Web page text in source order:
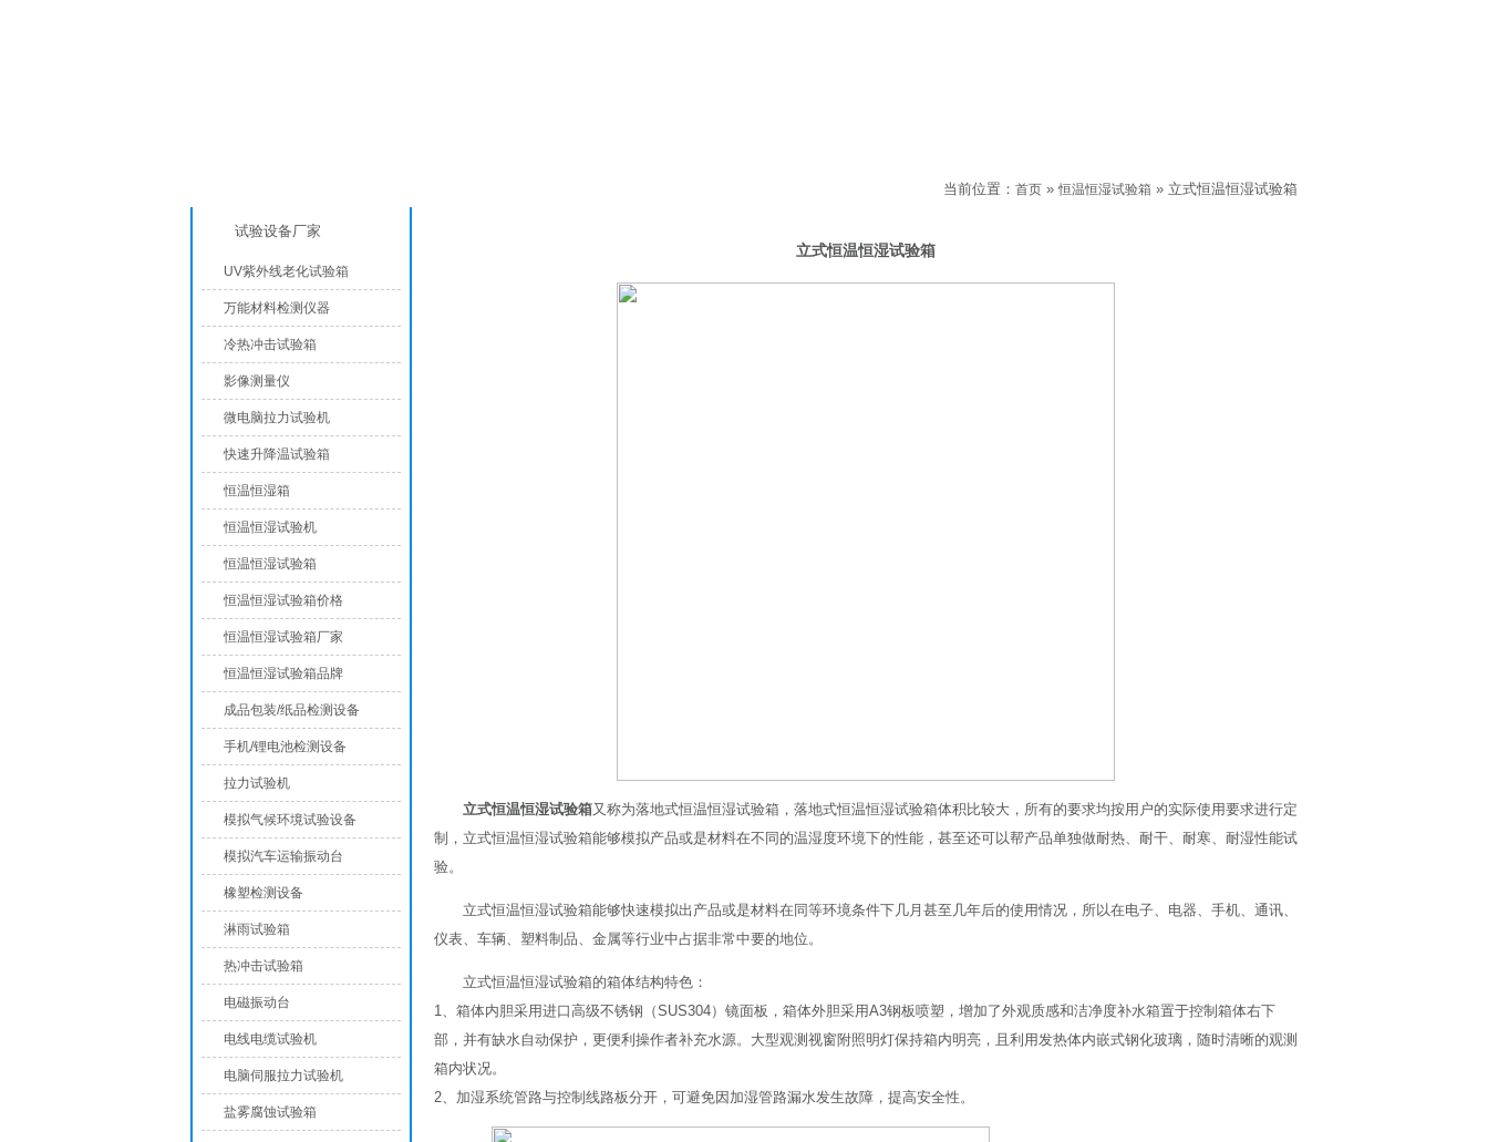
当前位置： 首页 »恒温恒湿试验箱 » 立式恒温恒湿试验箱
立式恒温恒湿试验箱
立式恒温恒湿试验箱又称为落地式恒温恒湿试验箱，落地式恒温恒湿试验箱体积比较大，所有的要求均按用户的实际使用要求进行定
制，立式恒温恒湿试验箱能够模拟产品或是材料在不同的温湿度环境下的性能，甚至还可以帮产品单独做耐热、耐干、耐寒、耐湿性能试
验。
立式恒温恒湿试验箱能够快速模拟出产品或是材料在同等环境条件下几月甚至几年后的使用情况，所以在电子、电器、手机、通讯、
仪表、车辆、塑料制品、金属等行业中占据非常中要的地位。
立式恒温恒湿试验箱的箱体结构特色：
1、箱体内胆采用进口高级不锈钢（SUS304）镜面板，箱体外胆采用A3钢板喷塑，增加了外观质感和洁净度补水箱置于控制箱体右下
部，并有缺水自动保护，更便利操作者补充水源。大型观测视窗附照明灯保持箱内明亮，且利用发热体内嵌式钢化玻璃，随时清晰的观测
箱内状况。
2、加湿系统管路与控制线路板分开，可避免因加湿管路漏水发生故障，提高安全性。
试验设备厂家
UV紫外线老化试验箱
万能材料检测仪器
冷热冲击试验箱
影像测量仪
微电脑拉力试验机
快速升降温试验箱
恒温恒湿箱
恒温恒湿试验机
恒温恒湿试验箱
恒温恒湿试验箱价格
恒温恒湿试验箱厂家
恒温恒湿试验箱品牌
成品包装/纸品检测设备
手机/锂电池检测设备
拉力试验机
模拟气候环境试验设备
模拟汽车运输振动台
橡塑检测设备
淋雨试验箱
热冲击试验箱
电磁振动台
电线电缆试验机
电脑伺服拉力试验机
盐雾腐蚀试验箱